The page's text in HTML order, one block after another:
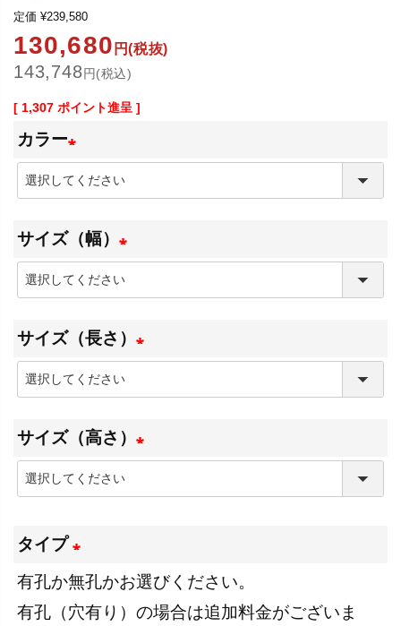
定価 ¥239,580
130,680 円(税抜)
143,748円(税込)
[ 1,307 ポイント進呈 ]
カラー
(
須
)
サイズ（幅）
(
須
サイズ（長さ）
須
サイズ（高さ）
)
タイプ
(
必
有孔か無孔かお選びください。
有孔（穴有り）の場合は追加料金がございま